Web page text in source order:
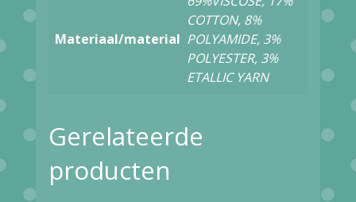
Materiaal/material
COTTON, 8%
POLYAMIDE, 3%
POLYESTER, 3%
ETALLIC YARN
Gerelateerde
producten